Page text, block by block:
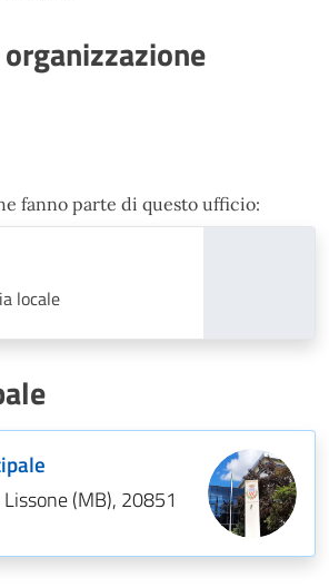
fanno parte di questo ufficio:
locale
(MB), 20851